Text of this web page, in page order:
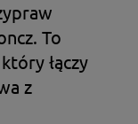
To
łączy
z